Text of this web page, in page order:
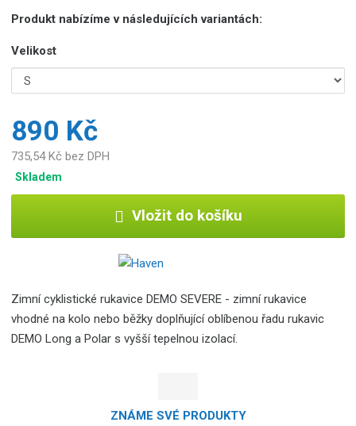
Produkt nabízíme v následujících variantách:
Velikost
890 Kč
735,54 Kč bez DPH
Skladem
Vložit do košíku
Zimní cyklistické rukavice DEMO SEVERE - zimní rukavice
vhodné na kolo nebo běžky doplňující oblíbenou řadu rukavic
DEMO Long a Polar s vyšší tepelnou izolací.
ZNÁME SVÉ PRODUKTY